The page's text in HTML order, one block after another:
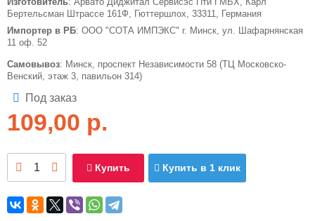
Бертельсман Штрассе 161Ф, Гюттершлох, 33311, Германия
Импортер в РБ: ООО "СОТА ИМПЭКС" г. Минск, ул. Шафарнянская
11 оф. 52
Самовывоз: Минск, проспект Независимости 58 (ТЦ Московско-
Венский, этаж 3, павильон 314)
Под заказ
109,00 р.
Купить Купить в 1 клик